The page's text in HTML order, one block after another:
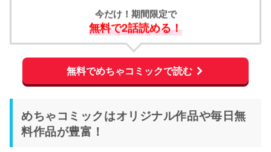
今だけ！期間限定で
無料で2話読める！
無料でめちゃコミックで読む
めちゃコミックはオリジナル作品や毎日無
料作品が豊富！